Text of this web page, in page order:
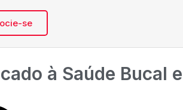
se
à Saúde Bucal e